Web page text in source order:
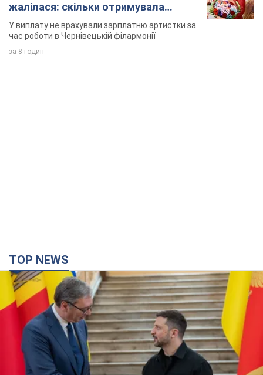
жалілася: скільки отримувала
співачка
У виплату не врахували зарплатню артистки за
час роботи в Чернівецькій філармонії
за 8 годин
TOP NEWS